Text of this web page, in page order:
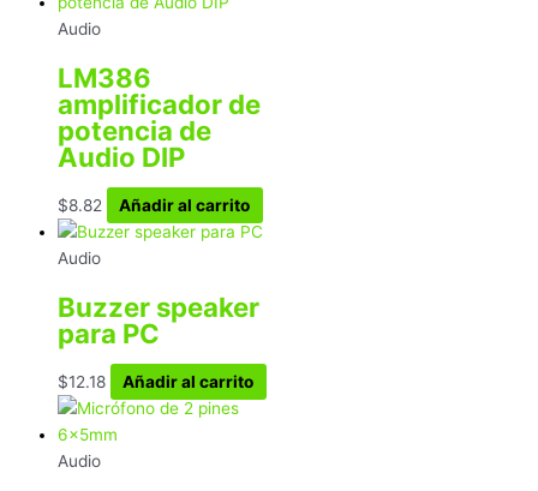
Audio
LM386
amplificador de
potencia de
Audio DIP
$8.82 Añadir al carrito
Audio
Buzzer speaker
para PC
$12.18 Añadir al carrito
Audio